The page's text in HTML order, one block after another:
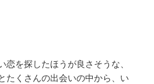
恋を探したほうが良さそうな、
たくさんの出会いの中から、い